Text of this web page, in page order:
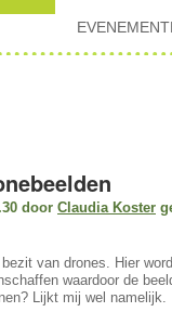
door Claudia Koster
van drones. Hier
waardoor de
Lijkt mij wel namelijk.